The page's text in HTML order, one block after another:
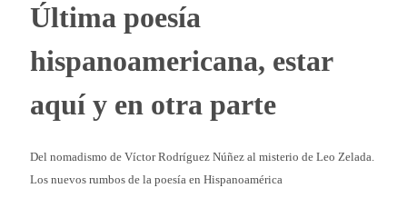
Última poesía
hispanoamericana, estar
aquí y en otra parte
Del nomadismo de Víctor Rodríguez Núñez al misterio de Leo Zelada.
Los nuevos rumbos de la poesía en Hispanoamérica